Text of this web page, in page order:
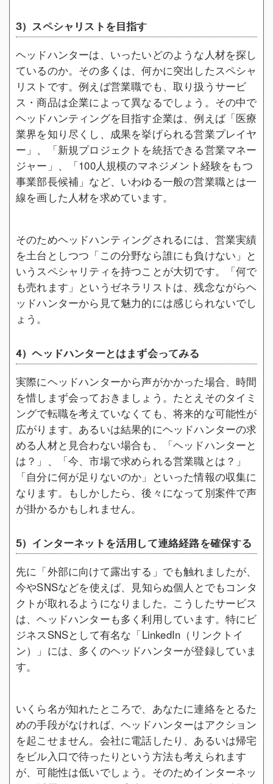
3）スペシャリストを目指す
ヘッドハンターは、いったいどのような人材を探し
ているのか。その多くは、何かに突出したスペシャ
リストです。例えば営業職でも、取り扱うサービ
ス・商品は企業によって異なるでしょう。その中で
ヘッドハンティングを目指す企業は、例えば「医療
業界を知り尽くし、成果を挙げられる営業プレイヤ
ー」、「新規プロジェクトを統括できる営業マネー
ジャー」、「100人規模のマネジメント経験をもつ
事業部長候補」など、いわゆる一般の営業職とは一
線を画した人材を求めています。
そのためヘッドハンティングされるには、営業実績
を土台としつつ「この分野なら誰にも負けない」と
いうスペシャリティを持つことが大切です。「何で
も売れます」というゼネラリストは、残念ながらヘ
ッドハンターから見て魅力的には感じられないでし
ょう。
4）ヘッドハンターとはまず会ってみる
実際にヘッドハンターから声がかかった場合、時間
を惜しまず会っておきましょう。たとえそのタイミ
ングで転職を考えていなくても、将来的な可能性が
広がります。あるいは結果的にヘッドハンターの求
める人材と見合わない場合も、「ヘッドハンターと
は？」、「今、市場で求められる営業職とは？」
「自分に何が足りないのか」といった情報の収集に
なります。もしかしたら、後々になって別案件で声
が掛かるかもしれません。
5）インターネットを活用して連絡経路を確保する
先に「外部に向けて露出する」でも触れましたが、
今やSNSなどを使えば、見知らぬ個人とでもコンタ
クトが取れるようになりました。こうしたサービス
は、ヘッドハンターも多く利用しています。特にビ
ジネスSNSとして有名な「LinkedIn（リンクトイ
ン）」には、多くのヘッドハンターが登録していま
す。
いくら名が知れたところで、あなたに連絡をとるた
めの手段がなければ、ヘッドハンターはアクション
を起こせません。会社に電話したり、あるいは帰宅
をビル入口で待ったりという方法も考えられます
が、可能性は低いでしょう。そのためインターネッ